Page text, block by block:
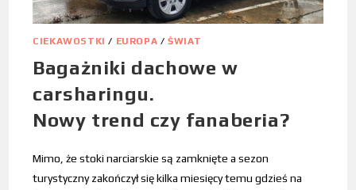
CIEKAWOSTKI / EUROPA /ŚWIAT
Bagażniki dachowe w
carsharingu.
Nowy trend czy fanaberia?
Mimo, że stoki narciarskie są zamknięte a sezon
turystyczny zakończył się kilka miesięcy temu gdzieś na